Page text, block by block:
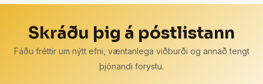
Skráðu þig á póstlistann
Fáðu fréttir um nýtt efni, væntanlega viðburði og annað tengt
þjónandi forystu.